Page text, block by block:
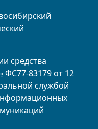
средства
83179 от 12
службой